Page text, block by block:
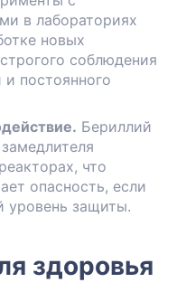
в лабораториях
новых
соблюдения
и постоянного
Бериллий
что
опасность, если
уровень защиты.
здоровья